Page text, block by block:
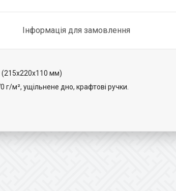
Інформація для замовлення
(215х220х110 мм)
г/м², ущільнене дно, крафтові ручки.